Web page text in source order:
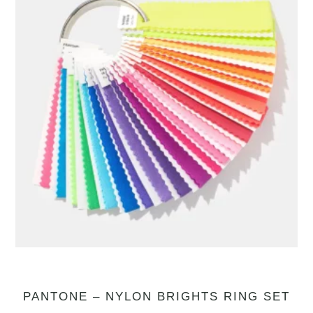
PANTONE – NYLON BRIGHTS RING SET